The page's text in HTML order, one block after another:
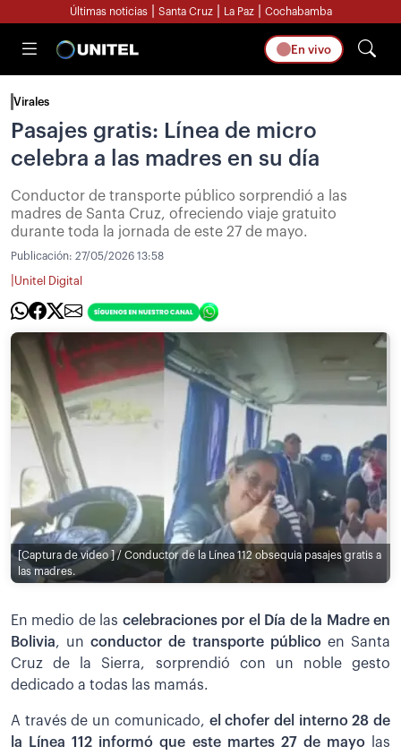
Últimas noticias Santa Cruz La Paz Cochabamba
En vivo
Virales
Pasajes gratis: Línea de micro
celebra a las madres en su día
Conductor de transporte público sorprendió a las
madres de Santa Cruz, ofreciendo viaje gratuito
durante toda la jornada de este 27 de mayo.
Publicación: 27/05/2026 13:58
Unitel Digital
[Captura de video ] / Conductor de la Línea 112 obsequia pasajes gratis a
las madres.
En medio de las celebraciones por el Día de la Madre en
Bolivia, unconductor de transporte públicoen Santa
Cruz de la Sierra, sorprendió con un noble gesto
dedicado a todas las mamás.
A través de un comunicado, el chofer del interno 28 de
la Línea 112 informó que este martes 27 de mayolas